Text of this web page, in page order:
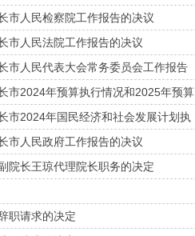
市人民检察院工作报告的决议
市人民法院工作报告的决议
市人民代表大会常务委员会工作报告
市2024年预算执行情况和2025年预算
市2024年国民经济和社会发展计划执
市人民政府工作报告的决议
院长王琼代理院长职务的决定
职请求的决定